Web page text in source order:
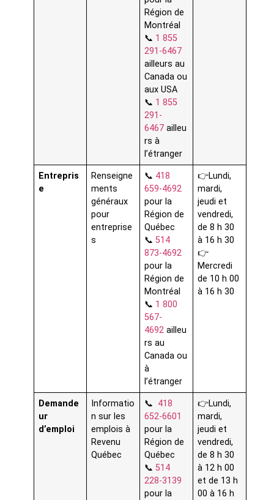
Région de
Montréal
📞 1 855
291-6467
ailleurs au
Canada ou
aux USA
📞 1 855
291-
6467 ailleu
rs à
l’étranger
Entrepris
e
Renseigne
ments
généraux
pour
entreprise
s
📞 418
659-4692
pour la
Région de
Québec
📞514
873-4692
pour la
Région de
Montréal
📞 1 800
567-
4692 ailleu
rs au
Canada ou
à
l’étranger
👉Lundi,
mardi,
jeudi et
vendredi,
de 8 h 30
à 16 h 30
👉
Mercredi
de 10 h 00
à 16 h 30
Demande
ur
d’emploi
Informatio
n sur les
emplois à
Revenu
Québec
📞 418
652-6601
pour la
Région de
Québec
📞514
228-3139
pour la
👉Lundi,
mardi,
jeudi et
vendredi,
de 8 h 30
à 12 h 00
et de 13 h
00 à 16 h